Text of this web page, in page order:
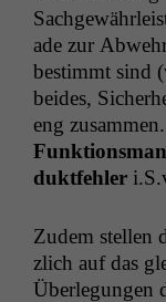
ade zur
bes­timmt sind
bei­des,
eng zusam­men.
duk­t­fehler
Zudem stellen
zlich auf das
Über­legun­gen